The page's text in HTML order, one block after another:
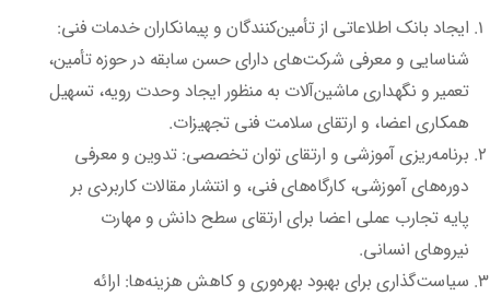
ایجاد بانک اطلاعاتی از تأمین‌کنندگان و پیمانکاران خدمات فنی:
شناسایی و معرفی شرکت‌های دارای حسن سابقه در حوزه تأمین،
تعمیر و نگهداری ماشین‌آلات به منظور ایجاد وحدت رویه، تسهیل
همکاری اعضا، و ارتقای سلامت فنی تجهیزات.
برنامه‌ریزی آموزشی و ارتقای توان تخصصی: تدوین و معرفی
دوره‌های آموزشی، کارگاه‌های فنی، و انتشار مقالات کاربردی بر
پایه تجارب عملی اعضا برای ارتقای سطح دانش و مهارت
نیروهای انسانی.
سیاست‌گذاری برای بهبود بهره‌وری و کاهش هزینه‌ها: ارائه